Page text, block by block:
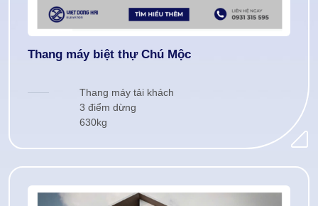
Thang máy biệt thự Chú Mộc
Thang máy tải khách
3 điểm dừng
630kg